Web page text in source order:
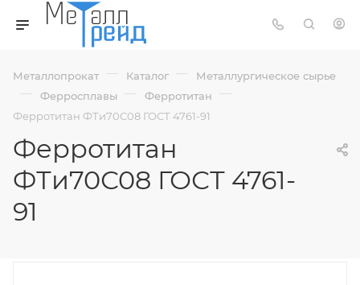
Металлопрокат — Каталог — Металлургическое сырье
— Ферросплавы — Ферротитан —
Ферротитан ФТи70С08 ГОСТ 4761-91
Ферротитан
ФТи70С08 ГОСТ 4761-
91